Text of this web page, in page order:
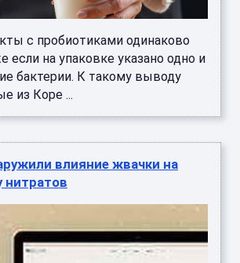
с пробиотиками одинаково
если на упаковке указано одно и
бактерии. К такому выводу
из Коре ...
влияние жвачки на
нитратов